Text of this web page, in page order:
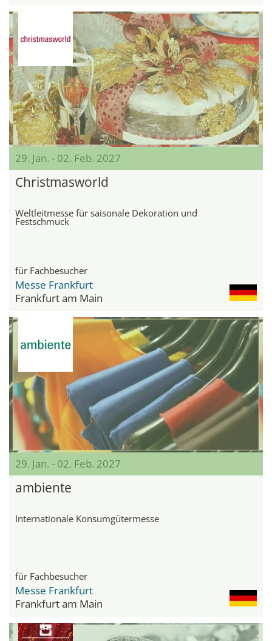
29. Jan. - 02. Feb. 2027
Christmasworld
Weltleitmesse für saisonale Dekoration und
Festschmuck
für Fachbesucher
Messe Frankfurt
Frankfurt am Main
29. Jan. - 02. Feb. 2027
ambiente
Internationale Konsumgütermesse
für Fachbesucher
Messe Frankfurt
Frankfurt am Main